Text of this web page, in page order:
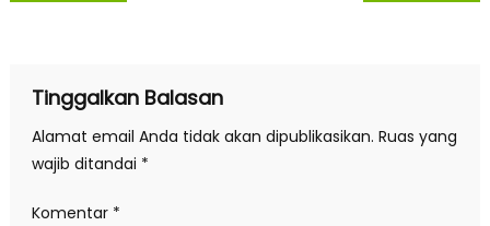
Tinggalkan Balasan
Alamat email Anda tidak akan dipublikasikan. Ruas yang
wajib ditandai *
Komentar *